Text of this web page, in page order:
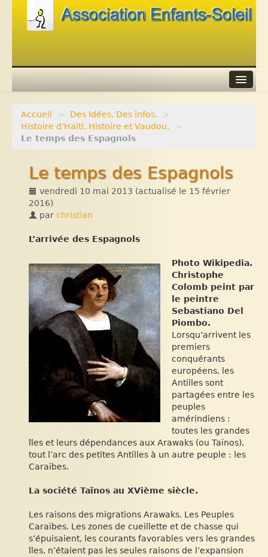
Agenda
Adhérer
Contacts
Liens
Accueil > Des Idées. Des infos.
>
Histoire d’Haïti. Histoire et Vaudou.
>
Le temps des Espagnols
Le temps des Espagnols
vendredi 10 mai 2013 (actualisé le 15 février
2016)
par christian
L’arrivée des Espagnols
Photo Wikipedia.
Christophe
Colomb peint par
le peintre
Sebastiano Del
Piombo.
Lorsqu’arrivent les
premiers
conquérants
européens, les
Antilles sont
partagées entre les
peuples
amérindiens :
toutes les grandes
îles et leurs dépendances aux Arawaks (ou Taïnos),
tout l’arc des petites Antilles à un autre peuple : les
Caraïbes.
La société Taïnos au XVième siècle.
Les raisons des migrations Arawaks. Les Peuples
Caraïbes. Les zones de cueillette et de chasse qui
s’épuisaient, les courants favorables vers les grandes
îles, n’étaient pas les seules raisons de l’expansion